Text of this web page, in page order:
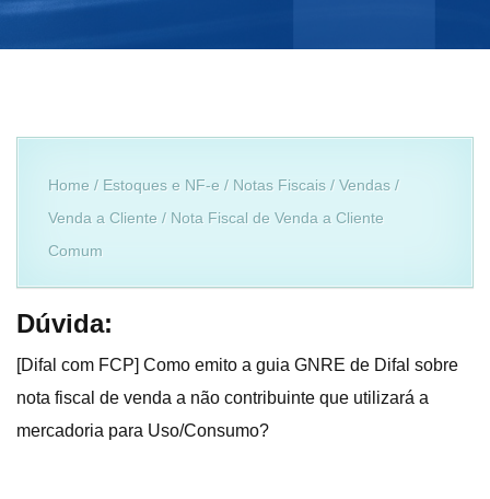
Home / Estoques e NF-e / Notas Fiscais / Vendas /
Venda a Cliente / Nota Fiscal de Venda a Cliente
Comum
Dúvida:
[Difal com FCP] Como emito a guia GNRE de Difal sobre
nota fiscal de venda a não contribuinte que utilizará a
mercadoria para Uso/Consumo?